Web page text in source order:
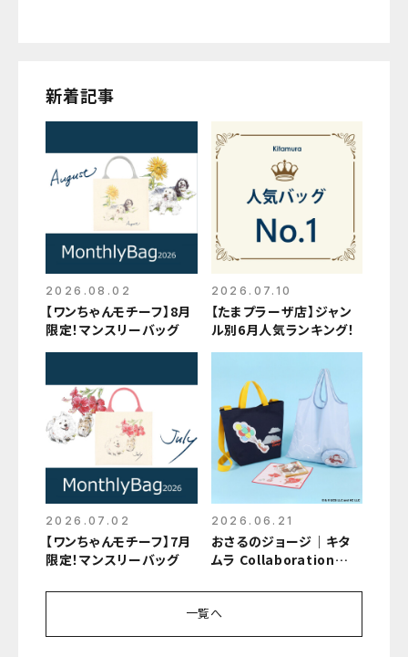
新着記事
2026.08.02
【ワンちゃんモチーフ】8月
限定！マンスリーバッグ
2026.07.10
【たまプラーザ店】ジャン
ル別6月人気ランキング！
2026.07.02
【ワンちゃんモチーフ】7月
限定！マンスリーバッグ
2026.06.21
おさるのジョージ｜キタ
ムラ Collaboration
一覧へ